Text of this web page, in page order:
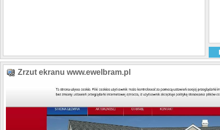
Zrzut ekranu www.ewelbram.pl